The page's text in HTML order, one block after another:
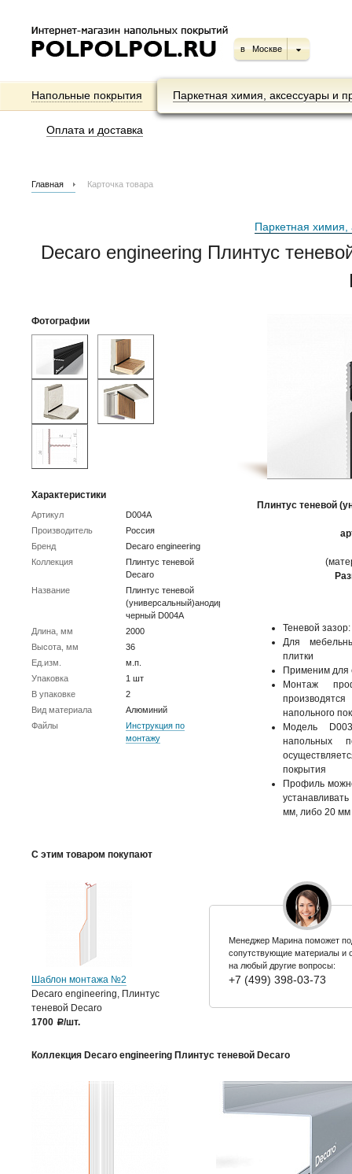
в Москве
Напольные покрытия Паркетная химия, аксессуары и
Оплата и доставка
Главная Карточка товара
Паркетная химия,
Decaro engineering Плинтус
Фотографии
Характеристики
Артикул
D004А
Производитель
Россия
Бренд
Decaro engineering
Коллекция
Плинтус теневой
Decaro
Название
Плинтус теневой
(универсальный)анодированный
черный D004А
Длина, мм
2000
Высота, мм
36
Ед.изм.
м.п.
Упаковка
1 шт
В упаковке
2
Вид материала
Алюминий
Файлы
Инструкция по
монтажу
Плинтус теневой
Теневой
Для
плитки
Применим для
Монтаж
напольного
Модель
напольных
покрытия
Профиль
мм, либо 20 мм
С этим товаром покупают
Шаблон монтажа №2
Decaro engineering, Плинтус
теневой Decaro
1700
a/шт.
Менеджер Марина поможет
сопутствующие материалы и
на любый другие вопросы:
+7 (499) 398-03-73
Коллекция Decaro engineering Плинтус теневой Decaro